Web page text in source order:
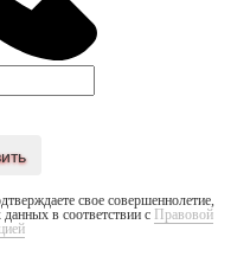
свое совершеннолетие,
в соответствии с Правовой